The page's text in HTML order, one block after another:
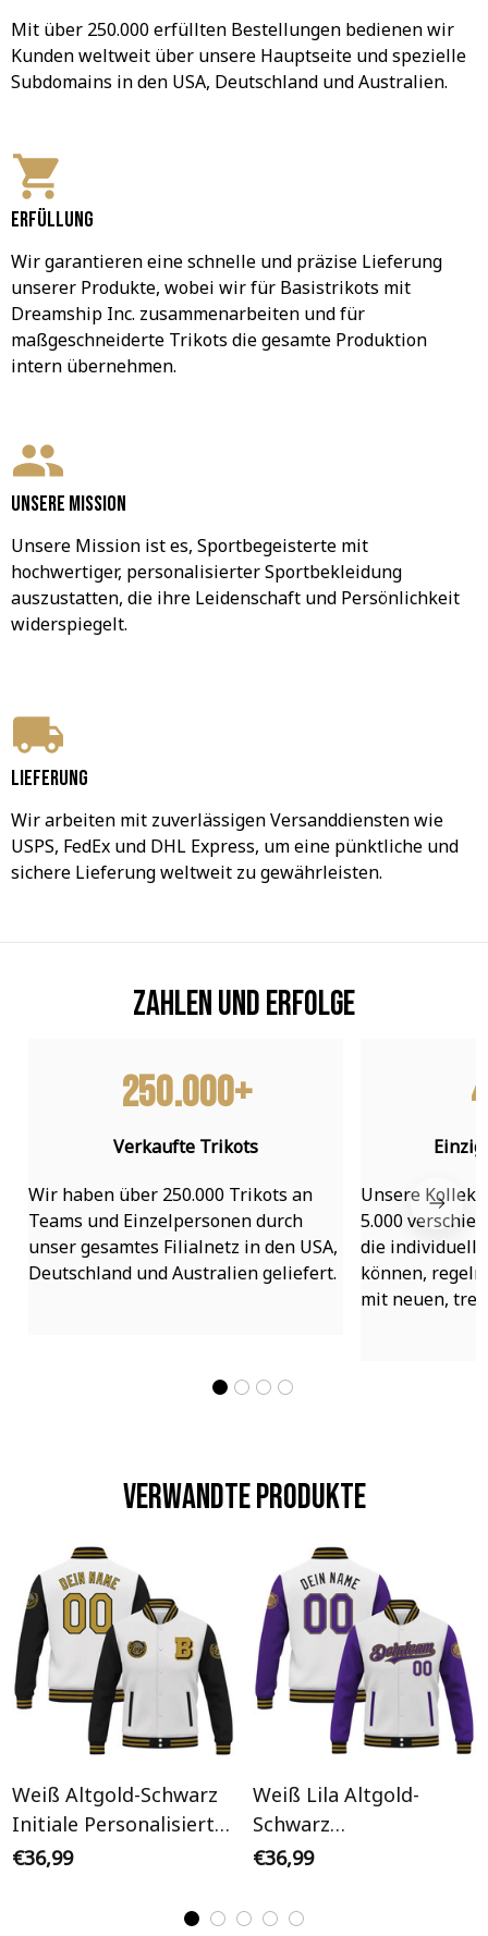
Mit über 250.000 erfüllten Bestellungen bedienen wir
Kunden weltweit über unsere Hauptseite und spezielle
Subdomains in den USA, Deutschland und Australien.
Erfüllung
Wir garantieren eine schnelle und präzise Lieferung
unserer Produkte, wobei wir für Basistrikots mit
Dreamship Inc. zusammenarbeiten und für
maßgeschneiderte Trikots die gesamte Produktion
intern übernehmen.
Unsere Mission
Unsere Mission ist es, Sportbegeisterte mit
hochwertiger, personalisierter Sportbekleidung
auszustatten, die ihre Leidenschaft und Persönlichkeit
widerspiegelt.
Lieferung
Wir arbeiten mit zuverlässigen Versanddiensten wie
USPS, FedEx und DHL Express, um eine pünktliche und
sichere Lieferung weltweit zu gewährleisten.
Zahlen und Erfolge
250.000+
Verkaufte Trikots
Wir haben über 250.000 Trikots an
Teams und Einzelpersonen durch
unser gesamtes Filialnetz in den USA,
Deutschland und Australien geliefert.
Unsere
5.000
die individuell
können,
mit neuen,
Verwandte Produkte
Weiß Altgold-Schwarz
Initiale Personalisiertes
Varsity College Jacke
€36,99
Weiß Lila Altgold-
Schwarz
Personalisiertes Varsity
€36,99